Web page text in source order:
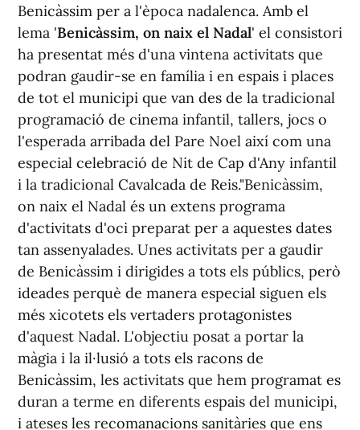
Benicàssim per a l'època nadalenca. Amb el
lema 'Benicàssim, on naix el Nadal' el consistori
ha presentat més d'una vintena activitats que
podran gaudir-se en família i en espais i places
de tot el municipi que van des de la tradicional
programació de cinema infantil, tallers, jocs o
l'esperada arribada del Pare Noel així com una
especial celebració de Nit de Cap d'Any infantil
i la tradicional Cavalcada de Reis."Benicàssim,
on naix el Nadal és un extens programa
d'activitats d'oci preparat per a aquestes dates
tan assenyalades. Unes activitats per a gaudir
de Benicàssim i dirigides a tots els públics, però
ideades perquè de manera especial siguen els
més xicotets els vertaders protagonistes
d'aquest Nadal. L'objectiu posat a portar la
màgia i la il·lusió a tots els racons de
Benicàssim, les activitats que hem programat es
duran a terme en diferents espais del municipi,
i ateses les recomanacions sanitàries que ens